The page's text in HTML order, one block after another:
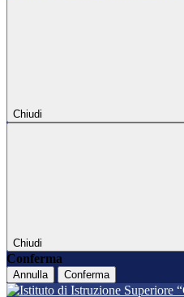
Chiudi
Chiudi
Conferma
Annulla Conferma